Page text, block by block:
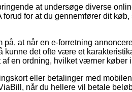
at undersøge diverse
for at du gennemfører dit
at når en e-forretning
kunne det ofte være et
af en ordning, hvilket værner køber
eller betalinger med
når du hellere vil betale